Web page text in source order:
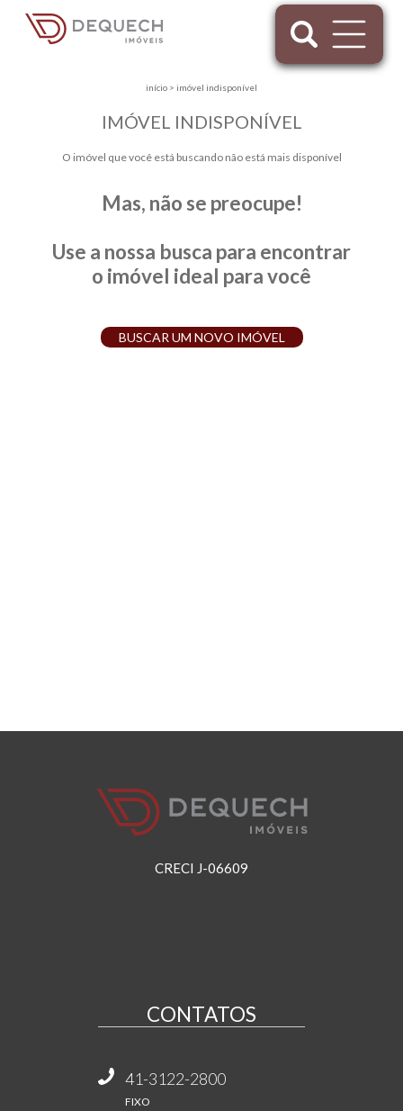
início > imóvel indisponível
IMÓVEL INDISPONÍVEL
O imóvel que você está buscando não está mais disponível
Mas, não se preocupe!
Use a nossa busca para encontrar
o imóvel ideal para você
BUSCAR UM NOVO IMÓVEL
CRECI J-06609
CONTATOS
41-3122-2800
FIXO